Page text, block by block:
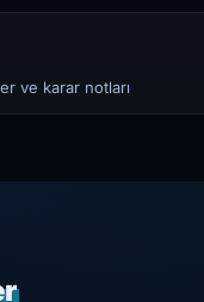
ve karar notları